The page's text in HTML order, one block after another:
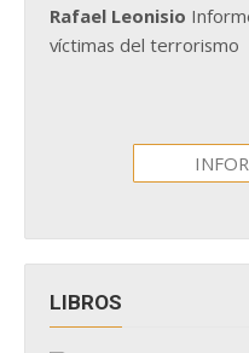
Rafael Leonisio
víctimas del terrorismo
LIBROS